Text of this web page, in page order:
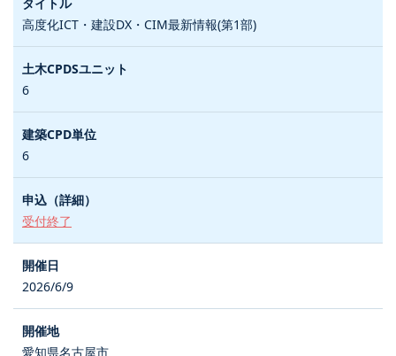
高度化ICT・建設DX・CIM最新情報(第1部)
6
6
受付終了
2026/6/9
愛知県名古屋市